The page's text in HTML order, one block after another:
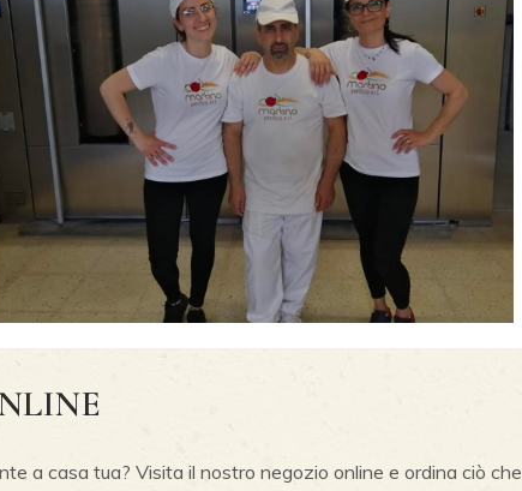
a casa tua? Visita il nostro negozio online e ordina ciò